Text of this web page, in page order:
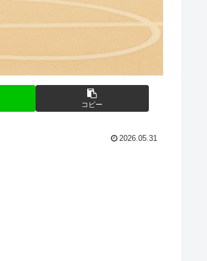
コピー
2026.05.31